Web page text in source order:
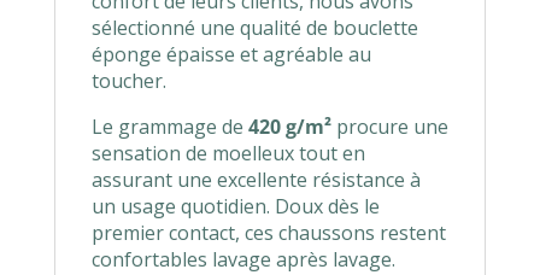
sélectionné une qualité de bouclette
éponge épaisse et agréable au
toucher.
Le grammage de 420 g/m²procure une
sensation de moelleux tout en
assurant une excellente résistance à
un usage quotidien. Doux dès le
premier contact, ces chaussons restent
confortables lavage après lavage.